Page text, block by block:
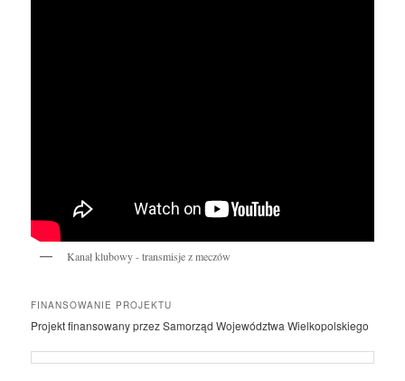
Kanał klubowy - transmisje z meczów
FINANSOWANIE PROJEKTU
Projekt finansowany przez Samorząd Województwa Wielkopolskiego